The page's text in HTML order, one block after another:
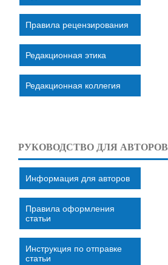
Правила рецензирования
Редакционная этика
Редакционная коллегия
РУКОВОДСТВО ДЛЯ АВТОРОВ
Информация для авторов
Правила оформления
статьи
Инструкция по отправке
статьи